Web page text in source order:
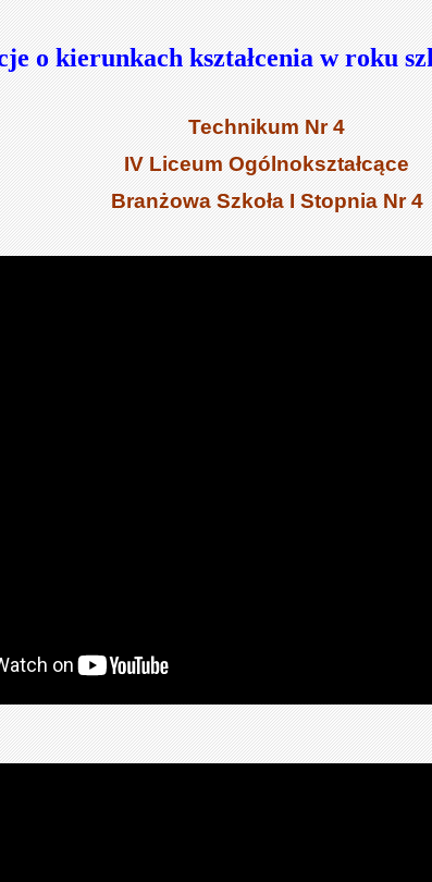
o kierunkach kształcenia w roku
Technikum Nr 4
IV Liceum Ogólnokształcące
Branżowa Szkoła I Stopnia Nr 4